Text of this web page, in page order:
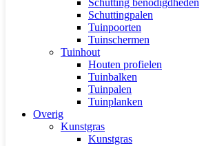
Schuttingpalen
Tuinpoorten
Tuinschermen
Tuinhout
Houten profielen
Tuinbalken
Tuinpalen
Tuinplanken
Overig
Kunstgras
Kunstgras